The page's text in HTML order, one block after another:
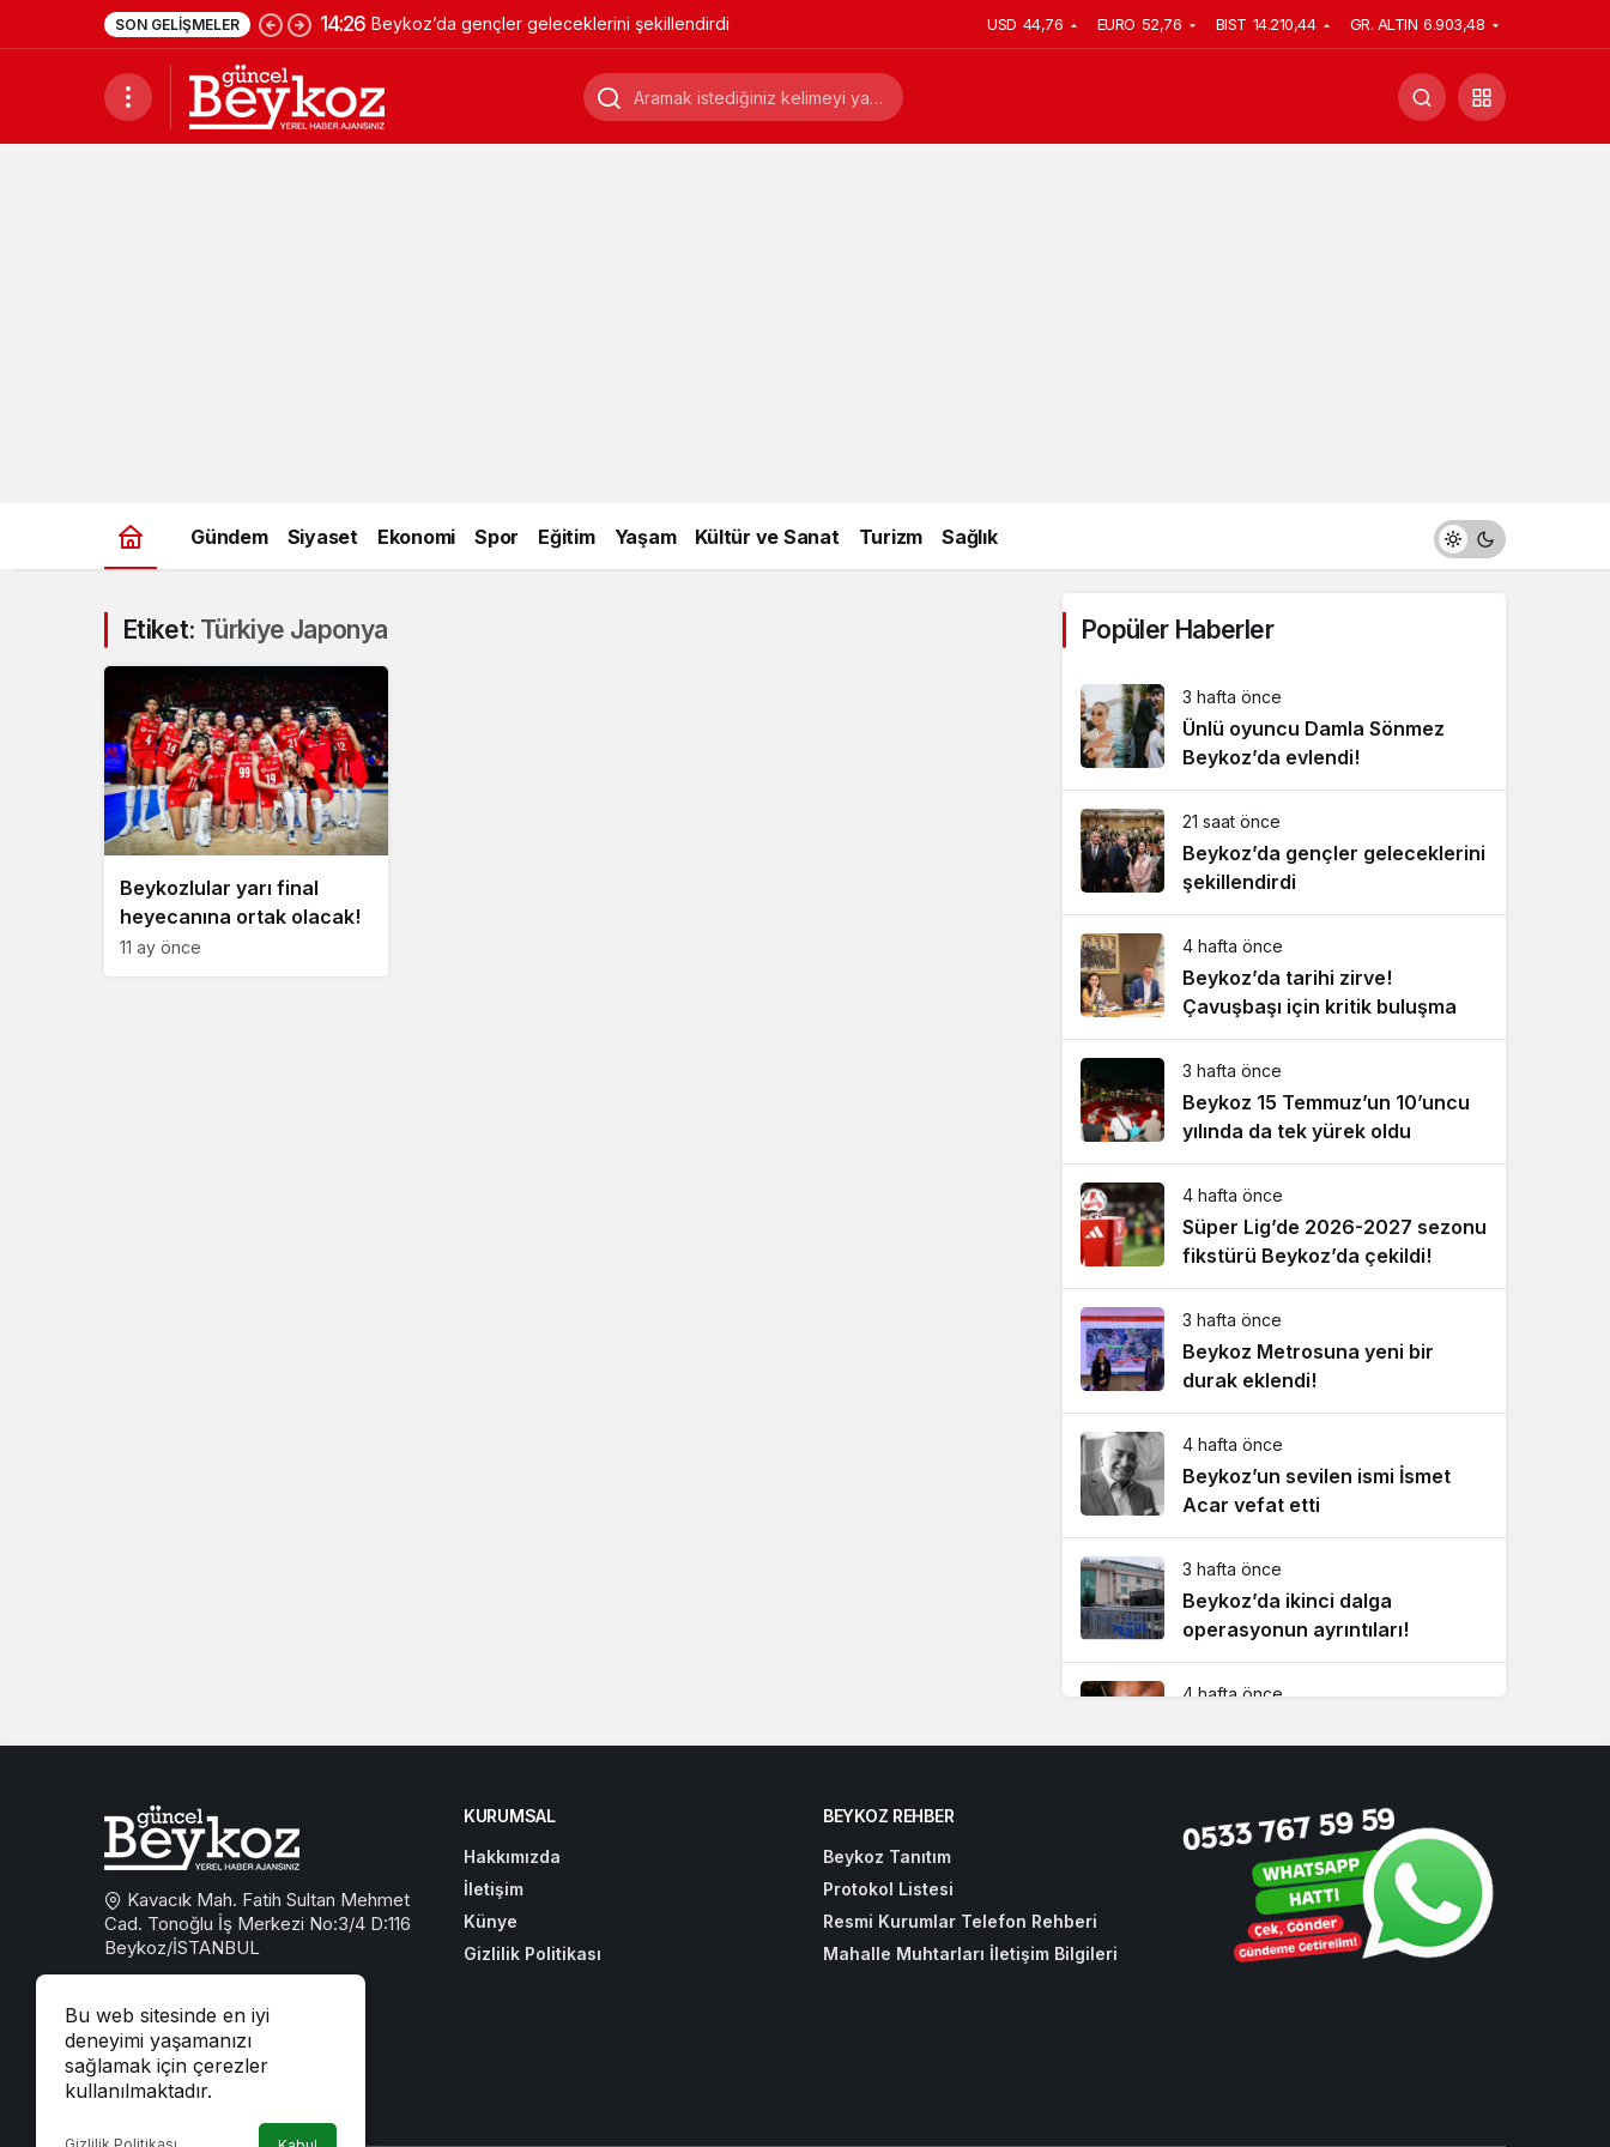
SON GELIŞMELER 14:26 Beykoz’da gençler geleceklerini şekillendirdi USD 44,76 EURO 52,76 BIST 14.210,44 GR. ALTIN 6.903,48
Gündem Siyaset Ekonomi Spor Eğitim Yaşam Kültür ve Sanat Turizm Sağlık
Etiket: Türkiye Japonya
Beykozlular yarı final
heyecanına ortak olacak!
11 ay önce
Popüler Haberler
3 hafta önce
Ünlü oyuncu Damla Sönmez
Beykoz’da evlendi!
21 saat önce
Beykoz’da gençler geleceklerini
şekillendirdi
4 hafta önce
Beykoz’da tarihi zirve!
Çavuşbaşı için kritik buluşma
3 hafta önce
Beykoz 15 Temmuz’un 10’uncu
yılında da tek yürek oldu
4 hafta önce
Süper Lig’de 2026-2027 sezonu
fikstürü Beykoz’da çekildi!
3 hafta önce
Beykoz Metrosuna yeni bir
durak eklendi!
4 hafta önce
Beykoz’un sevilen ismi İsmet
Acar vefat etti
3 hafta önce
Beykoz’da ikinci dalga
operasyonun ayrıntıları!
4 hafta önce
3 hafta önce
CHP oylarıyla toplu ulaşıma
yüzde 10 zam
Bu web sitesinde en iyi
deneyimi yaşamanızı
sağlamak için çerezler
kullanılmaktadır.
Kavacık Mah. Fatih Sultan Mehmet
Cad. Tonoğlu İş Merkezi No:3/4 D:116
Beykoz/İSTANBUL
beykozguncel@gmail.com
iletisim@beykozguncel.com
KURUMSAL
Hakkımızda
İletişim
Künye
Gizlilik Politikası
BEYKOZ REHBER
Beykoz Tanıtım
Protokol Listesi
Resmi Kurumlar Telefon Rehberi
Mahalle Muhtarları İletişim Bilgileri